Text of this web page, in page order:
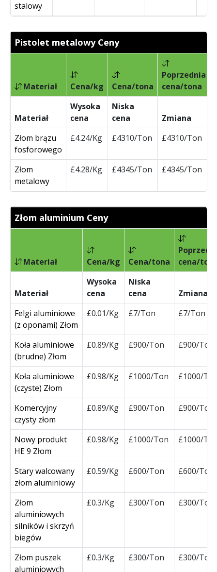
stalowy
Pistolet metalowy Ceny
Materiał Cena/kg Cena/tona
Poprzednia
cena/tona
Materiał
Wysoka
cena
Niska
cena
Zmiana
Złom brązu
fosforowego
£4.24/Kg £4310/Ton £4310/Ton
Złom
metalowy
£4.28/Kg £4345/Ton £4345/Ton
Złom aluminium Ceny
Materiał Cena/kg Cena/tona
cena/
Materiał
Wysoka
cena
Niska
cena
Zmiana
Felgi aluminiowe
(z oponami) Złom
£0.01/Kg £7/Ton £7/Ton
Koła aluminiowe
(brudne) Złom
£0.89/Kg £900/Ton £900/Ton
Koła aluminiowe
(czyste) Złom
£0.98/Kg £1000/Ton £1000/
Komercyjny
czysty złom
£0.89/Kg £900/Ton £900/Ton
Nowy produkt
HE 9 Złom
£0.98/Kg £1000/Ton £1000/
Stary walcowany
złom aluminiowy
£0.59/Kg £600/Ton £600/Ton
Złom
aluminiowych
silników i skrzyń
biegów
£0.3/Kg £300/Ton £300/Ton
Złom puszek
aluminiowych
£0.3/Kg £300/Ton £300/Ton